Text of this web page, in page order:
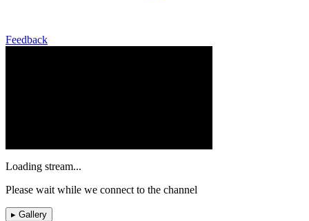
Feedback
Loading stream...
Please wait while we connect to the channel
▸ Gallery